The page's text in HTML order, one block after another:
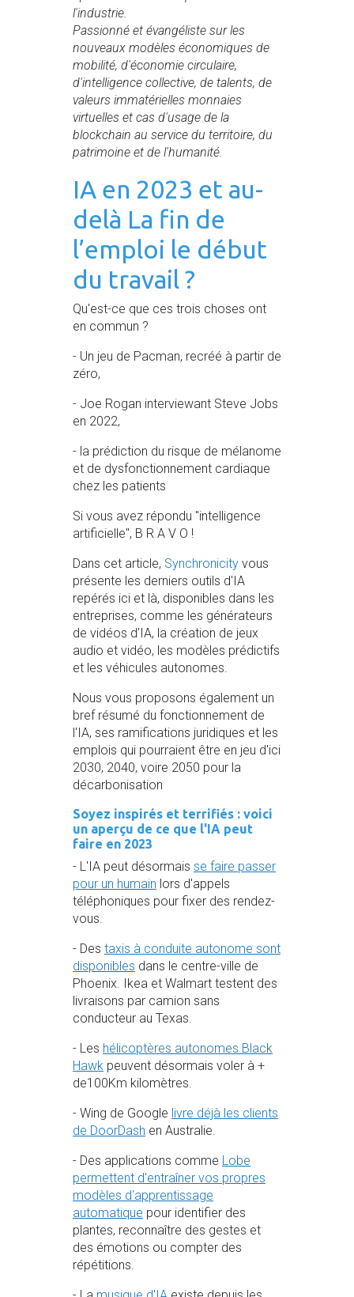
l'industrie.
Passionné et évangéliste sur les
nouveaux modèles économiques de
mobilité, d'économie circulaire,
d'intelligence collective, de talents, de
valeurs immatérielles monnaies
virtuelles et cas d'usage de la
blockchain au service du territoire, du
patrimoine et de l'humanité.
IA en 2023 et au-
delà La fin de
l’emploi le début
du travail ?
Qu'est-ce que ces trois choses ont
en commun ?
- Un jeu de Pacman, recréé à partir de
zéro,
- Joe Rogan interviewant Steve Jobs
en 2022,
- la prédiction du risque de mélanome
et de dysfonctionnement cardiaque
chez les patients
Si vous avez répondu "intelligence
artificielle", B R A V O !
Dans cet article, Synchronicity vous
présente les derniers outils d'IA
repérés ici et là, disponibles dans les
entreprises, comme les générateurs
de vidéos d'IA, la création de jeux
audio et vidéo, les modèles prédictifs
et les véhicules autonomes.
Nous vous proposons également un
bref résumé du fonctionnement de
l'IA, ses ramifications juridiques et les
emplois qui pourraient être en jeu d'ici
2030, 2040, voire 2050 pour la
décarbonisation
Soyez inspirés et terrifiés : voici
un aperçu de ce que l'IA peut
faire en 2023
- L'IA peut désormais se faire passer
pour un humain lors d'appels
téléphoniques pour fixer des rendez-
vous.
- Des taxis à conduite autonome sont
disponibles dans le centre-ville de
Phoenix. Ikea et Walmart testent des
livraisons par camion sans
conducteur au Texas.
- Les hélicoptères autonomes Black
Hawk peuvent désormais voler à +
de100Km kilomètres.
- Wing de Google livre déjà les clients
de DoorDash en Australie.
- Des applications comme Lobe
permettent d'entraîner vos propres
modèles d'apprentissage
automatique pour identifier des
plantes, reconnaître des gestes et
des émotions ou compter des
répétitions.